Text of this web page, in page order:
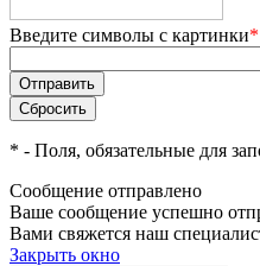
Введите символы с картинки*
* - Поля, обязательные для
Сообщение отправлено
Ваше сообщение успешно
Вами свяжется наш
Закрыть окно